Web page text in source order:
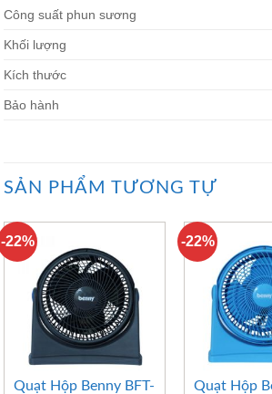
Công suất phun sương
Khối lượng
Kích thước
Bảo hành
SẢN PHẨM TƯƠNG TỰ
-22%
+
Quạt Hộp Benny BFT-
-22%
+
Quạt Hộp